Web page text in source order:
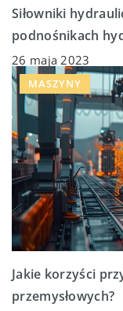
Siłowniki
podnośnikach
26 maja 2023
MASZYNY
Jakie korzyści
przemysłowych?